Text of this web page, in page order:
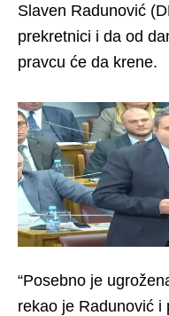
Slaven Radunović
prekretnici i da od
pravcu će da krene.
“Posebno je
rekao je Radunović i